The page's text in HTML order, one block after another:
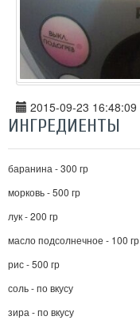
2015-09-23 16:48:09
ИНГРЕДИЕНТЫ
баранина - 300 гр
морковь - 500 гр
лук - 200 гр
масло подсолнечное - 100 гр
рис - 500 гр
соль - по вкусу
зира - по вкусу